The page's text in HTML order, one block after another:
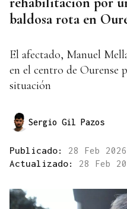
baldosa rota en
El afectado, Manuel
en el centro de Ourense
situación
Sergio Gil Pazos
Publicado: 28 Feb
Actualizado: 28 Feb